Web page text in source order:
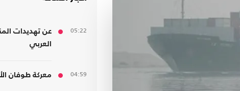
05:22
عن تهديدات
العربي
04:59 معركة طوفان